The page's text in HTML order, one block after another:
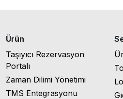
Ürün
Taşıyıcı Rezervasyon
Portalı
Zaman Dilimi Yönetimi
TMS Entegrasyonu